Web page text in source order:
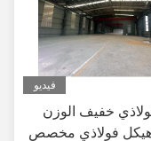
فيديو
خفيف الوزن
فولاذي مخصص